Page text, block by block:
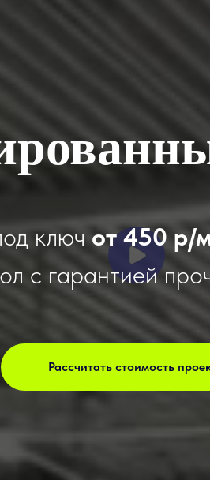
ключ от 450 р/
с гарантией
Рассчитать стоимость